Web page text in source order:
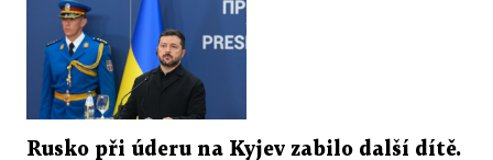
Rusko při úderu na Kyjev zabilo další dítě.